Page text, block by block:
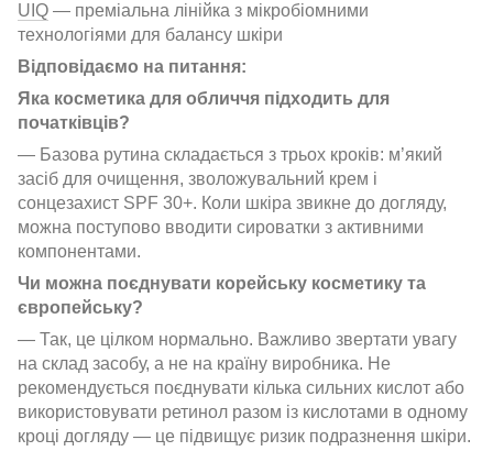
UIQ — преміальна лінійка з мікробіомними
технологіями для балансу шкіри
Відповідаємо на питання:
Яка косметика для обличчя підходить для
початківців?
— Базова рутина складається з трьох кроків: м’який
засіб для очищення, зволожувальний крем і
сонцезахист SPF 30+. Коли шкіра звикне до догляду,
можна поступово вводити сироватки з активними
компонентами.
Чи можна поєднувати корейську косметику та
європейську?
— Так, це цілком нормально. Важливо звертати увагу
на склад засобу, а не на країну виробника. Не
рекомендується поєднувати кілька сильних кислот або
використовувати ретинол разом із кислотами в одному
кроці догляду — це підвищує ризик подразнення шкіри.